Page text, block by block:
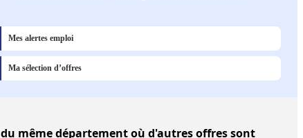
Mes alertes emploi
Ma sélection d’offres
du même département où d'autres offres sont